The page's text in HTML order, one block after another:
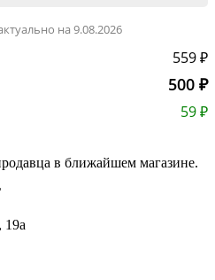
на 9.08.2026
559 ₽
500 ₽
59 ₽
в ближайшем магазине.
19а